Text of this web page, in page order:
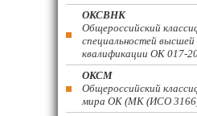
ОКСВНК
Общероссийский
специальностей высшей
квалификации ОК 017-
ОКСМ
Общероссийский
мира ОК (МК (ИСО 3166)